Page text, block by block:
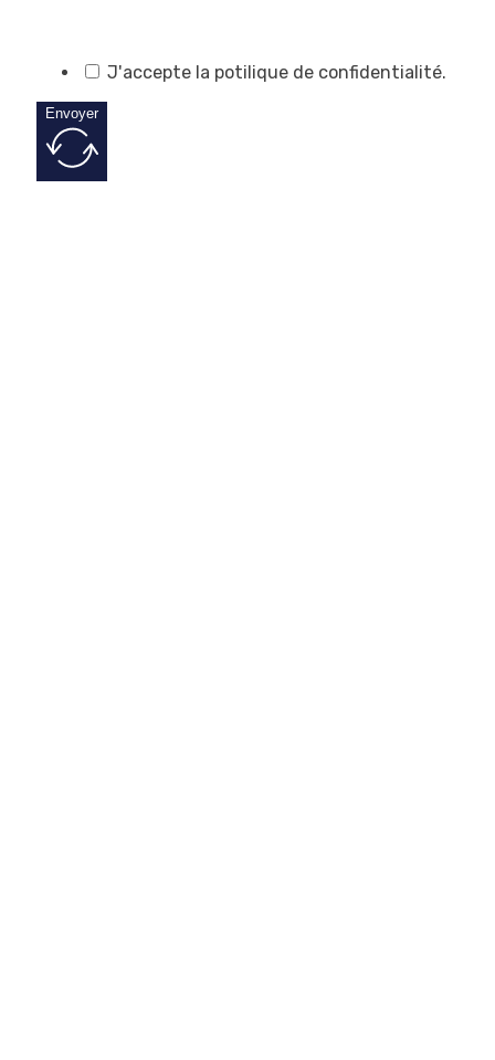
J'accepte la potilique de confidentialité.
Envoyer